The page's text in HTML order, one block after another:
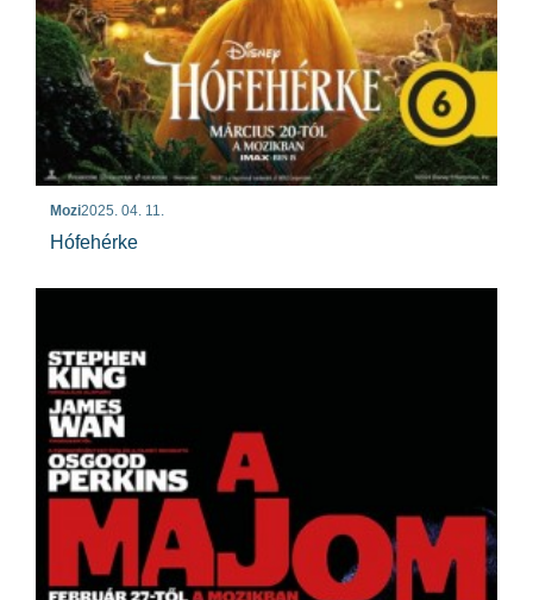
Mozi2025. 04. 11.
Hófehérke